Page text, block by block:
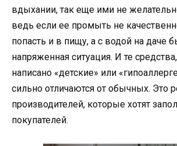
вдыхании, так еще ими не
ведь если ее промыть не
попасть и в пищу, а с водой на даче
напряженная ситуация. И те
написано «детские» или
сильно отличаются от обычных. Это
производителей, которые хотят
покупателей.